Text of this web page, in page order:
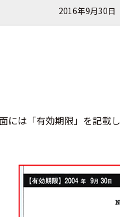
2016年9月30日
には「有効期限」を記載